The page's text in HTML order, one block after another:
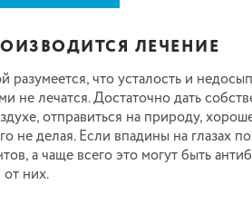
ЛЕЧЕНИЕ
разумеется, что усталость и
не лечатся. Достаточно дать
отправиться на природу,
не делая. Если впадины на глазах
а чаще всего это могут быть
от них.